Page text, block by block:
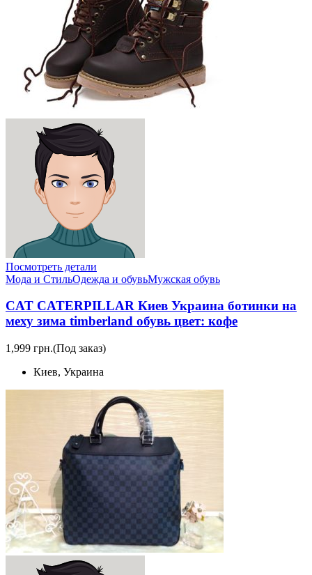
Посмотреть детали
Мода и СтильОдежда и обувьМужская обувь
CAT CATERPILLAR Киев Украина ботинки на
меху зима timberland обувь цвет: кофе
1,999 грн.(Под заказ)
Киев, Украина